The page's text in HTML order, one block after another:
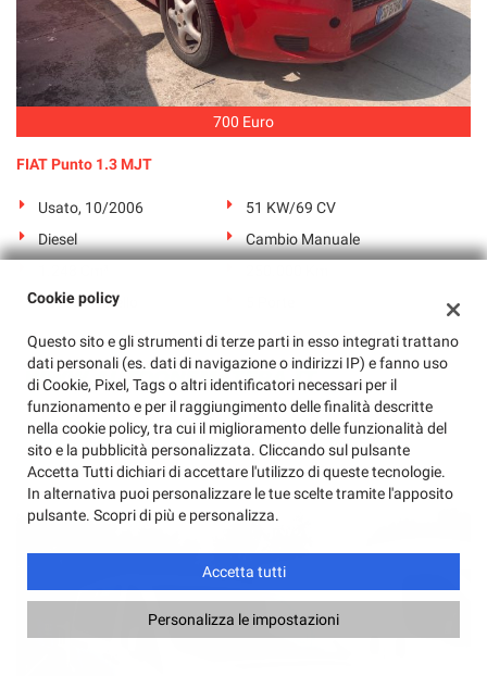
700 Euro
FIAT Punto 1.3 MJT
Usato, 10/2006
51 KW/69 CV
Diesel
Cambio Manuale
Rosso Pastello
Cookie policy
Questo sito e gli strumenti di terze parti in esso integrati trattano
dati personali (es. dati di navigazione o indirizzi IP) e fanno uso
di Cookie, Pixel, Tags o altri identificatori necessari per il
funzionamento e per il raggiungimento delle finalità descritte
nella cookie policy, tra cui il miglioramento delle funzionalità del
sito e la pubblicità personalizzata. Cliccando sul pulsante
Accetta Tutti dichiari di accettare l'utilizzo di queste tecnologie.
In alternativa puoi personalizzare le tue scelte tramite l'apposito
pulsante. Scopri di più e personalizza.
Accetta tutti
Personalizza le impostazioni